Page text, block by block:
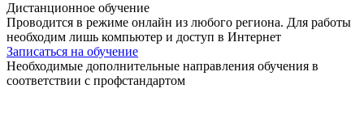
Дистанционное обучение
Проводится в режиме онлайн из любого региона. Для работы
необходим лишь компьютер и доступ в Интернет
Записаться на обучение
Необходимые дополнительные направления обучения в
соответствии с профстандартом